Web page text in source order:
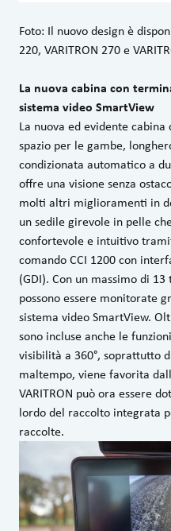
Foto: Il nuovo design è
220, VARITRON 270 e
La nuova cabina con
sistema video SmartView
La nuova ed evidente
spazio per le gambe,
condizionata automatico a
offre una visione senza
molti altri miglioramenti in
un sedile girevole in pelle
confortevole e intuitivo
comando CCI 1200 con
(GDI). Con un massimo di
possono essere monitorate
sistema video SmartView.
sono incluse anche le
visibilità a 360°, soprattutto
maltempo, viene favorita
VARITRON può ora essere
lordo del raccolto integrata
raccolte.